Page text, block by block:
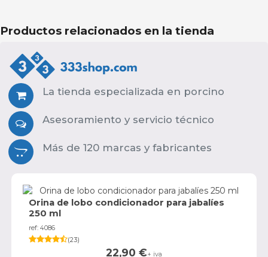
Productos relacionados en la tienda
La tienda especializada en porcino
Asesoramiento y servicio técnico
Más de 120 marcas y fabricantes
Orina de lobo condicionador para jabalíes
250 ml
ref: 4086
(23)
22,90 €+ iva